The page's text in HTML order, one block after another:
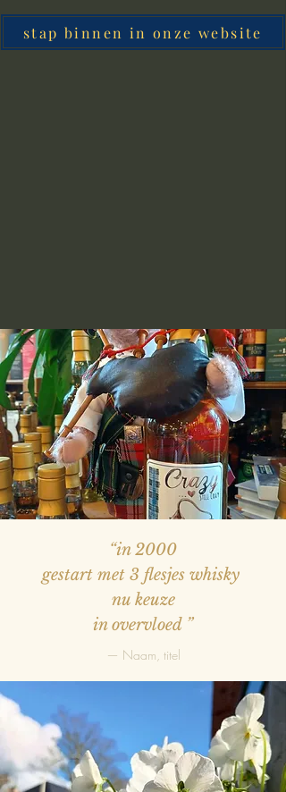
stap binnen in onze website
“in 2000
gestart met 3 flesjes whisky
nu keuze
in overvloed ”
— Naam, titel